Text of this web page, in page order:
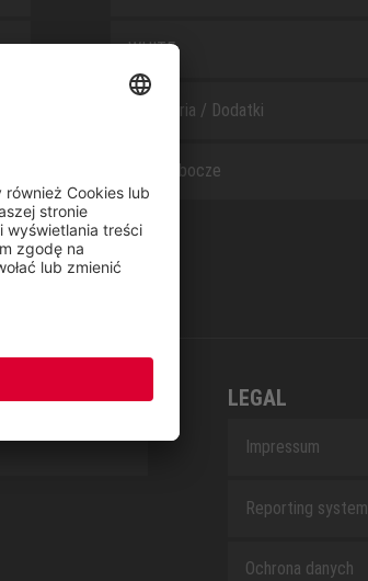
WHITE
Akcesoria / Dodatki
Buty robocze
LEGAL
Impressum
Reporting system
Ochrona danych